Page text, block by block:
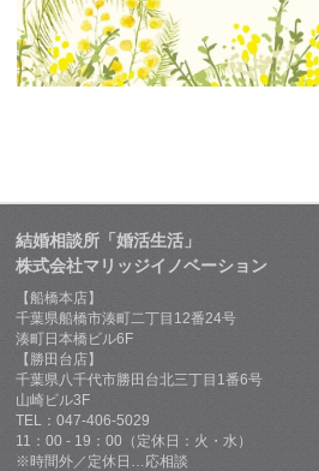
結婚相談所「婚活生活」
株式会社マリッジイノベーション
【船橋本店】
千葉県船橋市湊町二丁目12番24号
湊町日本橋ビル6F
【勝田台店】
千葉県八千代市勝田台北三丁目1番6号
山崎ビル3F
TEL：047-406-5029
11：00 - 19：00（定休日：火・水）
※時間外／定休日…応相談